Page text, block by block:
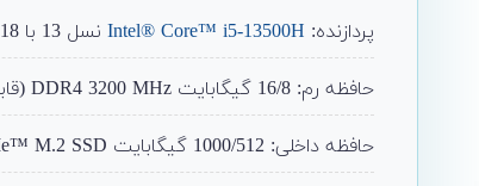
مشتری
پردازنده: Intel® Core™ i5-13500Hنسل 13 با 18 مگ کش
حافظه رم: 16/8 گیگابایت DDR4 3200 MHz (قابل ارتقا)
حافظه داخلی: 1000/512 گیگابایت PCIe® NVMe™ M.2 SSD (قابل ارتقا)